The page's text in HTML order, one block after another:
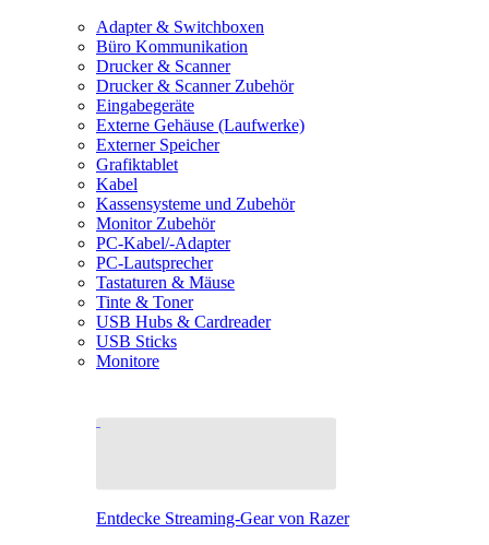
Adapter & Switchboxen
Büro Kommunikation
Drucker & Scanner
Drucker & Scanner Zubehör
Eingabegeräte
Externe Gehäuse (Laufwerke)
Externer Speicher
Grafiktablet
Kabel
Kassensysteme und Zubehör
Monitor Zubehör
PC-Kabel/-Adapter
PC-Lautsprecher
Tastaturen & Mäuse
Tinte & Toner
USB Hubs & Cardreader
USB Sticks
Monitore
Entdecke Streaming-Gear von Razer